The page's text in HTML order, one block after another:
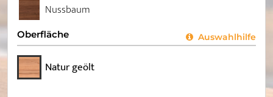
Nussbaum
Oberfläche Auswahlhilfe
Natur geölt